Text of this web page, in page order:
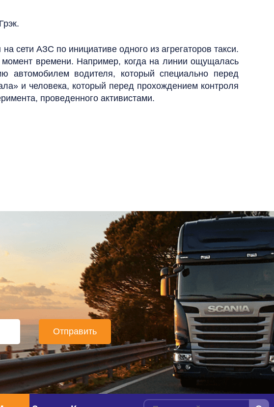
сети АЗС по инициативе одного из агрегаторов такси.
момент времени. Например, когда на линии ощущалась
автомобилем водителя, который специально перед
и человека, который перед прохождением контроля
проведенного активистами.